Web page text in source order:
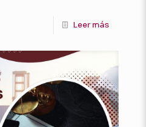
Leer más